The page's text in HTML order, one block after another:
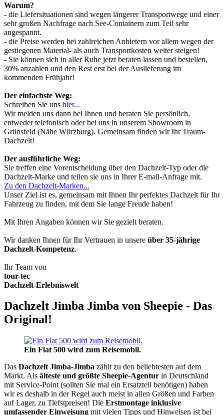
Warum?
- die Liefersituationen sind wegen längerer Transportwege und einer
sehr großen Nachfrage nach See-Containern zum Teil sehr
angespannt.
- die Preise werden bei zahlreichen Anbietern vor allem wegen der
gestiegenen Material- als auch Transportkosten weiter steigen!
- Sie können sich in aller Ruhe jetzt beraten lassen und bestellen,
30% anzahlen und den Rest erst bei der Auslieferung im
kommenden Frühjahr!
Der einfachste Weg:
Schreiben Sie uns hier...
Wir melden uns dann bei Ihnen und beraten Sie persönlich,
entweder telefonisch oder bei uns in unserem Showroom in
Grünsfeld (Nähe Würzburg). Gemeinsam finden wir Ihr Traum-
Dachzelt!
Der ausführliche Weg:
Sie treffen eine Vorentscheidung über den Dachzelt-Typ oder die
Dachzelt-Marke und teilen sie uns in Ihrer E-mail-Anfrage mit.
Zu den Dachzelt-Marken...
Unser Ziel ist es, gemeinsam mit Ihnen Ihr perfektes Dachzelt für Ihr
Fahrzeug zu finden, mit dem Sie lange Freude haben!
Mit Ihren Angaben können wir Sie gezielt beraten.
Wir danken Ihnen für Ihr Vertrauen in unsere über 35-jährige
Dachzelt-Kompetenz.
Ihr Team von
tour-tec
Dachzelt-Erlebniswelt
Dachzelt Jimba Jimba von Sheepie - Das
Original!
Ein Fiat 500 wird zum Reisemobil.
Das Dachzelt Jimba-Jimba zählt zu den beliebtesten auf dem
Markt. Als älteste und größte Sheepie-Agentur in Deutschland
mit Service-Point (sollten Sie mal ein Ersatzteil benötigen) haben
wir es deshalb in der Regel auch meist in allen Größen und Farben
auf Lager, zu Tiefstpreisen! Die Erstmontage inklusive
umfassender Einweisung mit vielen Tipps und Hinweisen ist bei